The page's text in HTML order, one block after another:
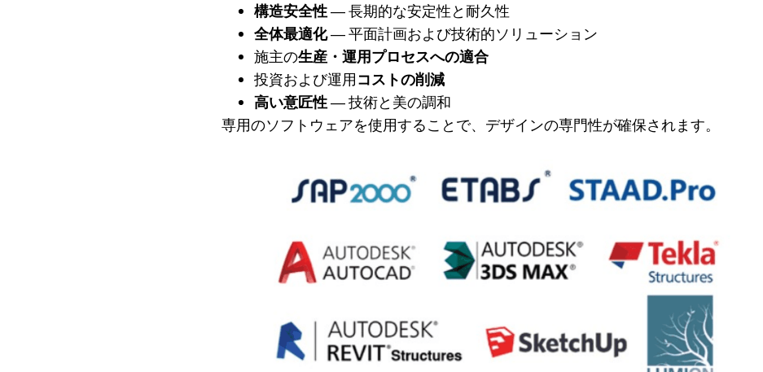
構造安全性― 長期的な安定性と耐久性
全体最適化― 平面計画および技術的ソリューション
施主の生産・運用プロセスへの適合
投資および運用コストの削減
高い意匠性― 技術と美の調和
専用のソフトウェアを使用することで、デザインの専門性が確保されます。